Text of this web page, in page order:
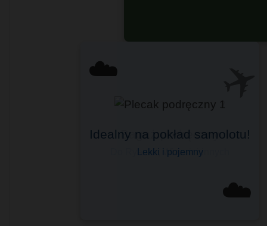
☁️
☁️
Bagaż podręczny
Do Ryanair, Wizzair i innych